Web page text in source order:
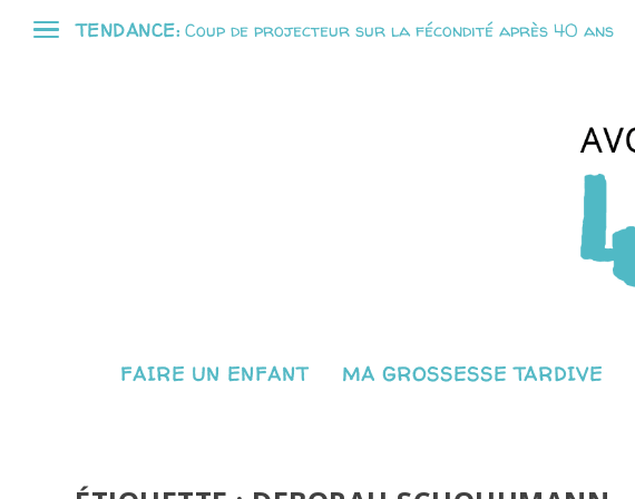
TENDANCE: Coup de projecteur sur la fécondité après 40 ans
FAIRE UN ENFANT MA GROSSESSE TARDIVE